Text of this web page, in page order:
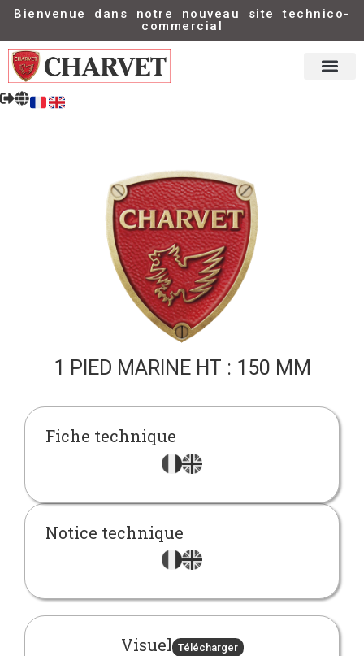
Bienvenue dans notre nouveau site technico-
commercial
1 PIED MARINE HT : 150 MM
Fiche technique
Notice technique
Visuel Télécharger